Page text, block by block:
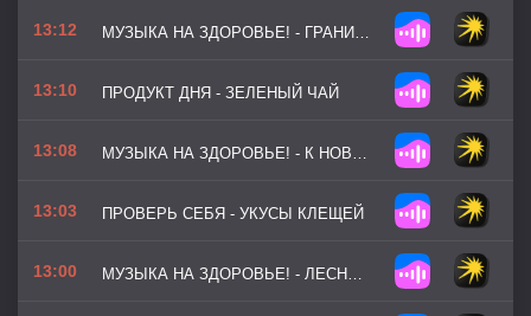
13:12 МУЗЫКА НА ЗДОРОВЬЕ! - ГРАНИ ВОЗМОЖНОГО
13:10 ПРОДУКТ ДНЯ - ЗЕЛЕНЫЙ ЧАЙ
13:08 МУЗЫКА НА ЗДОРОВЬЕ! - К НОВЫМ ВЕРШИНАМ (ВЕРСИЯ 3)
13:03 ПРОВЕРЬ СЕБЯ - УКУСЫ КЛЕЩЕЙ
13:00 МУЗЫКА НА ЗДОРОВЬЕ! - ЛЕСНАЯ ТРОПА